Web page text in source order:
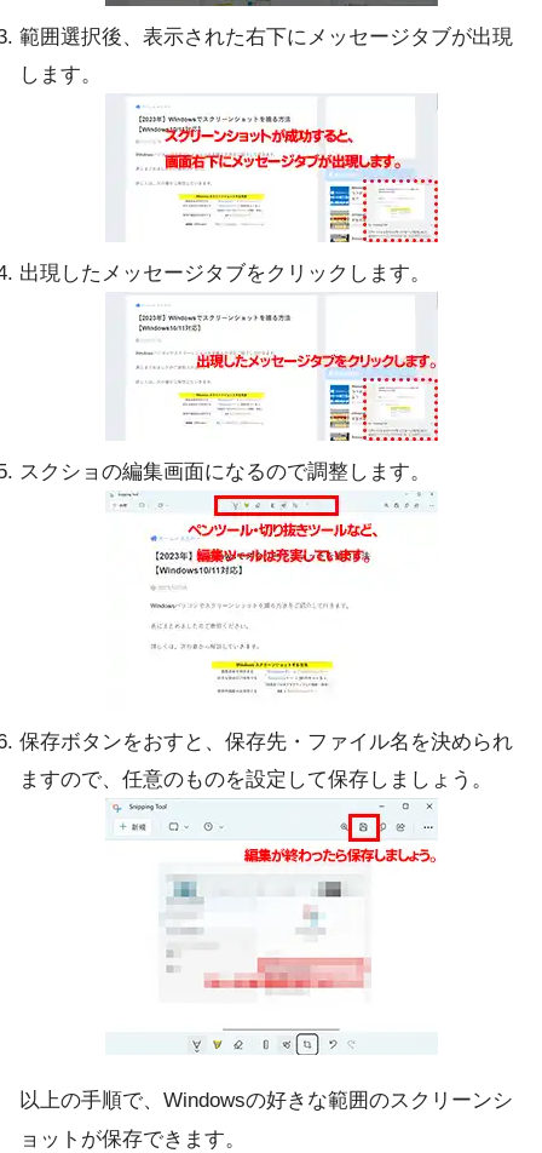
範囲選択後、表示された右下にメッセージタブが出現
します。
出現したメッセージタブをクリックします。
スクショの編集画面になるので調整します。
保存ボタンをおすと、保存先・ファイル名を決められ
ますので、任意のものを設定して保存しましょう。
以上の手順で、Windowsの好きな範囲のスクリーンシ
ョットが保存できます。